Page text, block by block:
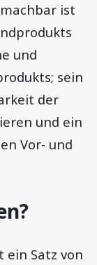
ist
und
sein
der
und ein
Vor- und
ein Satz von